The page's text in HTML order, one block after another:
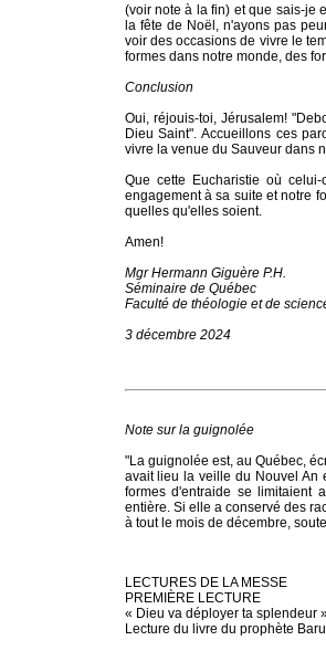
(voir note à la fin) et que sais-je
la fête de Noël, n'ayons pas
voir des occasions de vivre le
formes dans notre monde, des
Conclusion
Oui, réjouis-toi, Jérusalem!
Dieu Saint". Accueillons ces
vivre la venue du Sauveur dans
Que cette Eucharistie où
engagement à sa suite et notre
quelles qu'elles soient.
Amen!
Mgr Hermann Giguère P.H.
Séminaire de Québec
Faculté de théologie et de
3 décembre 2024
Note sur la guignolée
"La guignolée est, au Québec,
avait lieu la veille du Nouvel An
formes d'entraide se limitaient
entière. Si elle a conservé des
à tout le mois de décembre,
LECTURES DE LA MESSE
PREMIÈRE LECTURE
« Dieu va déployer ta splendeur
Lecture du livre du prophète